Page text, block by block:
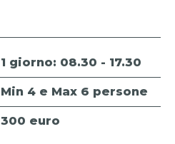
1 giorno: 08.30 - 17.30
Min 4 e Max 6 persone
300 euro